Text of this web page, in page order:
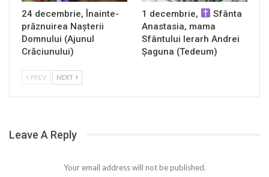
24 decembrie, Înainte-
prăznuirea Naşterii
Domnului (Ajunul
Crăciunului)
1 decembrie,
Sfânta
Anastasia, mama
Sfântului Ierarh Andrei
Șaguna (Tedeum)
PREV NEXT
Leave A Reply
Your email address will not be published.